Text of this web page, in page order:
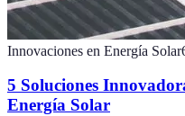
Innovaciones en Energía Solar
5 Soluciones
Energía Solar